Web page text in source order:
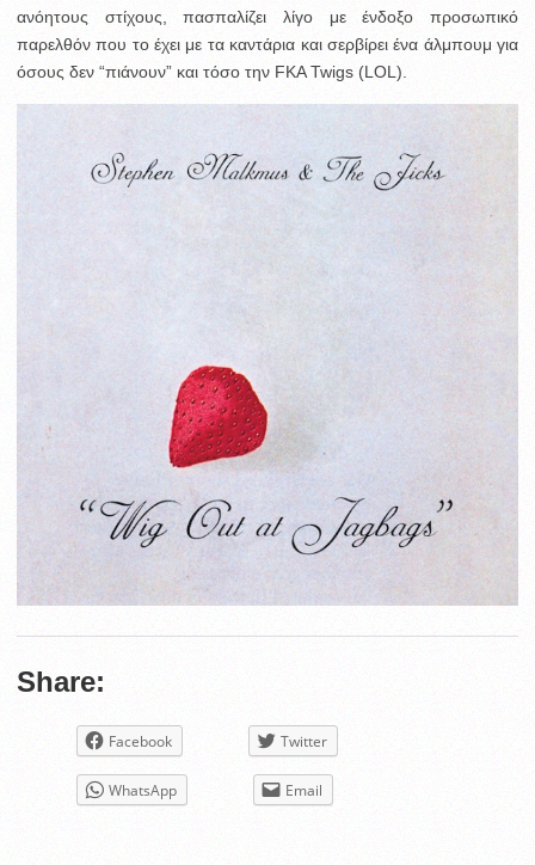
ανόητους στίχους, πασπαλίζει λίγο με ένδοξο προσωπικό
παρελθόν που το έχει με τα καντάρια και σερβίρει ένα άλμπουμ για
όσους δεν “πιάνουν” και τόσο την FKA Twigs (LOL).
Share:
Facebook Twitter
WhatsApp Email